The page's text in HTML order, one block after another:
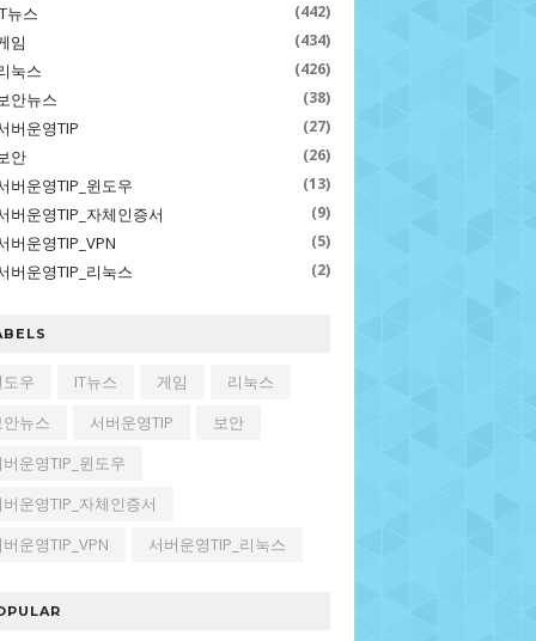
뉴스 (442)
임 (434)
눅스 (426)
안뉴스 (38)
버운영TIP (27)
안 (26)
버운영TIP_윈도우 (13)
버운영TIP_자체인증서 (9)
버운영TIP_VPN (5)
버운영TIP_리눅스 (2)
우 IT뉴스 게임
리눅스
뉴스
서버운영TIP
보안
운영TIP_윈도우
운영TIP_자체인증서
운영TIP_VPN
서버운영TIP_리눅스